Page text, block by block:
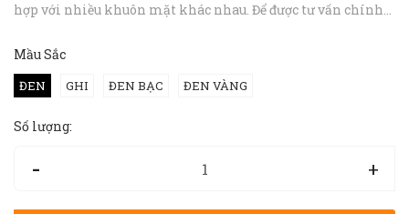
hợp với nhiều khuôn mặt khác nhau. Để được tư vấn chính
cho Hibou nhé....
Mầu Sắc
ĐEN GHI ĐEN BẠC ĐEN VÀNG
Số lượng:
- +